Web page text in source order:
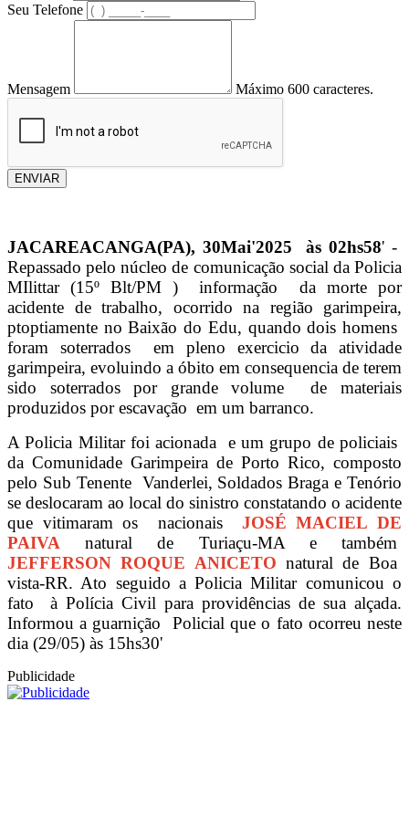
Seu Telefone
Mensagem Máximo 600 caracteres.
ENVIAR
JACAREACANGA(PA), 30Mai'2025 às 02hs58' -
Repassado pelo núcleo de comunicação social da Policia
MIlittar (15º Blt/PM ) informação da morte por
acidente de trabalho, ocorrido na região garimpeira,
ptoptiamente no Baixão do Edu, quando dois homens
foram soterrados em pleno exercicio da atividade
garimpeira, evoluindo a óbito em consequencia de terem
sido soterrados por grande volume de materiais
produzidos por escavação em um barranco.
A Policia Militar foi acionada e um grupo de policiais
da Comunidade Garimpeira de Porto Rico, composto
pelo Sub Tenente Vanderlei, Soldados Braga e Tenório
se deslocaram ao local do sinistro constatando o acidente
que vitimaram os nacionais
JOSÉ MACIEL DE
PAIVA natural de Turiaçu-MA e também
JEFFERSON ROQUE ANICETO natural de Boa
vista-RR. Ato seguido a Policia Militar comunicou o
fato à Polícia Civil para providências de sua alçada.
Informou a guarnição Policial que o fato ocorreu neste
dia (29/05) às 15hs30'
Publicidade